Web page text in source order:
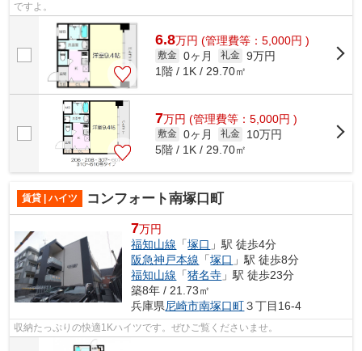
ですよ。
6.8万円 (管理費等：5,000円 )
敷金 0ヶ月 礼金 9万円
1階 / 1K / 29.70㎡
7万円 (管理費等：5,000円 )
敷金 0ヶ月 礼金
10万円
5階 / 1K / 29.70㎡
賃貸 | ハイツ コンフォート南塚口町
7万円
福知山線 「塚口 」駅 徒歩4分
阪急神戸本線 「塚口 」駅 徒歩8分
福知山線 「猪名寺 」駅 徒歩23分
築8年 / 21.73㎡
兵庫県尼崎市南塚口町３丁目16-4
収納たっぷりの快適1Kハイツです。ぜひご覧くださいませ。